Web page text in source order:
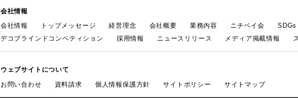
会社情報
会社情報
トップメッセージ 経営理念 会社概要 業務内容 ニチベイ会
SDGs
デコブラインドコンペティション
採用情報 ニュースリリース メディア掲載情報
ウェブサイトについて
お問い合わせ
資料請求 個人情報保護方針 サイトポリシー サイトマップ